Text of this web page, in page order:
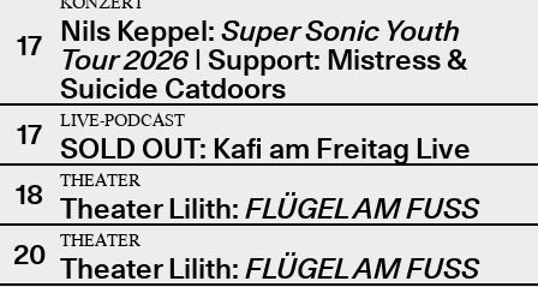
17 Nils Keppel: Super Sonic Youth
Tour 2026| Support: Mistress &
Suicide Catdoors
17
LIVE-PODCAST
SOLD OUT: Kafi am Freitag Live
18
THEATER
Theater Lilith: FLÜGEL AM FUSS
20
THEATER
Theater Lilith: FLÜGEL AM FUSS